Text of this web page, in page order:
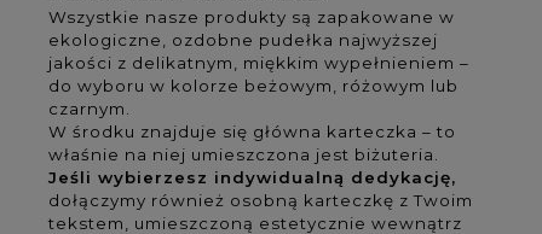
Wszystkie nasze produkty są zapakowane w
ekologiczne, ozdobne pudełka najwyższej
jakości z delikatnym, miękkim wypełnieniem –
do wyboru w kolorze beżowym, różowym lub
czarnym.
W środku znajduje się główna karteczka – to
właśnie na niej umieszczona jest biżuteria.
Jeśli wybierzesz indywidualną dedykację,
dołączymy również osobną karteczkę z Twoim
tekstem, umieszczoną estetycznie wewnątrz